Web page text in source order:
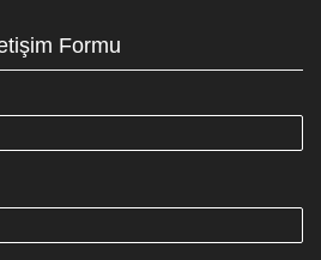
Formu